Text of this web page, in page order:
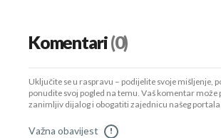
Komentari(0)
Uključite se u raspravu – podijelite svoje mišljenje,
ponudite svoj pogled na temu. Vaš komentar može
zanimljiv dijalog i obogatiti zajednicu našeg portala.
Važna obavijest !